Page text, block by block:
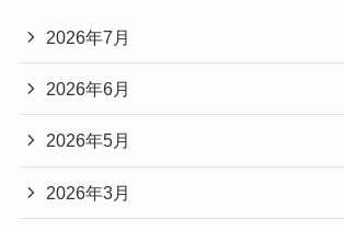
2026年7月
2026年6月
2026年5月
2026年3月